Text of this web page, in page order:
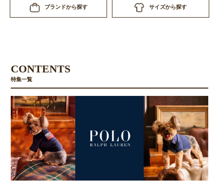
ブランドから探す サイズから探す
CONTENTS
特集一覧